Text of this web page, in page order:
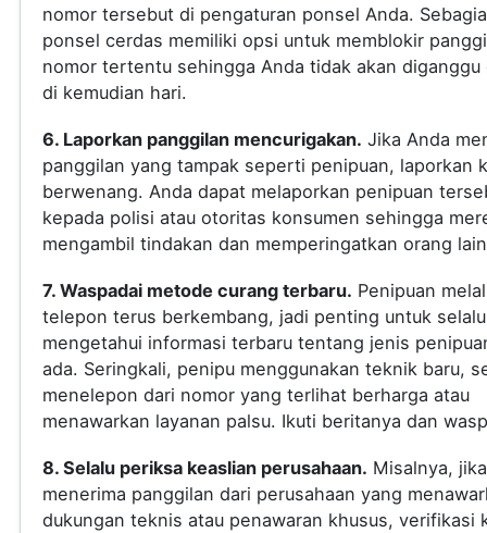
nomor tersebut di pengaturan ponsel Anda.
ponsel cerdas memiliki opsi untuk memblokir
nomor tertentu sehingga Anda tidak akan diganggu
di kemudian hari.
6. Laporkan panggilan mencurigakan. Jika Anda
panggilan yang tampak seperti penipuan, laporkan
berwenang. Anda dapat melaporkan penipuan
kepada polisi atau otoritas konsumen sehingga
mengambil tindakan dan memperingatkan orang
7. Waspadai metode curang terbaru. Penipuan
telepon terus berkembang, jadi penting untuk selalu
mengetahui informasi terbaru tentang jenis
ada. Seringkali, penipu menggunakan teknik baru,
menelepon dari nomor yang terlihat berharga atau
menawarkan layanan palsu. Ikuti beritanya dan
8. Selalu periksa keaslian perusahaan. Misalnya,
menerima panggilan dari perusahaan yang
dukungan teknis atau penawaran khusus, verifikasi